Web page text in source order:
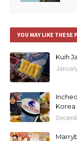
YOU MAY LIKE THESE
Kuih
Korea